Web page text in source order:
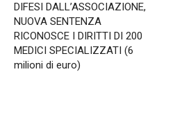
DIFESI DALL’ASSOCIAZIONE,
NUOVA SENTENZA
RICONOSCE I DIRITTI DI 200
MEDICI SPECIALIZZATI (6
milioni di euro)